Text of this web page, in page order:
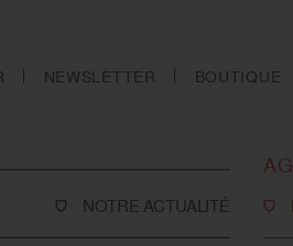
NEWSLETTER BOUTIQUE
NOTRE ACTUALITÉ